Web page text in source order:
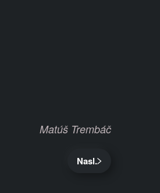
Matúš Trembáč
Nasl.